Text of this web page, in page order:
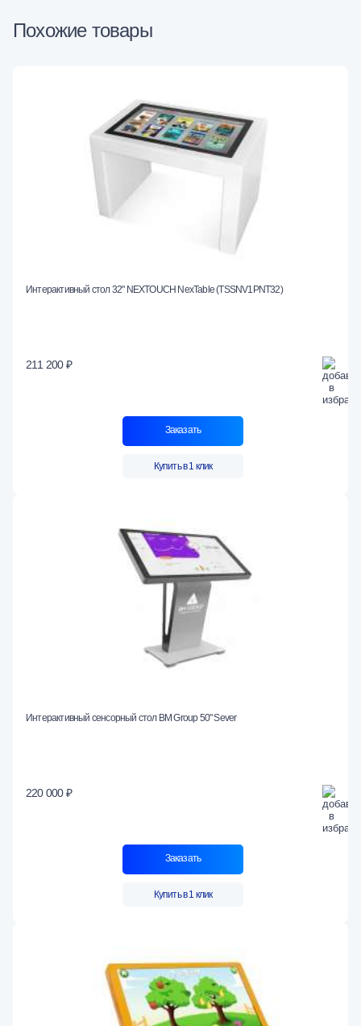
Похожие товары
Интерактивный стол 32" NEXTOUCH NexTable (TSSNV1PNT32)
211 200 ₽
Заказать
Купить в 1 клик
Интерактивный сенсорный стол BM Group 50" Sever
220 000 ₽
Заказать
Купить в 1 клик